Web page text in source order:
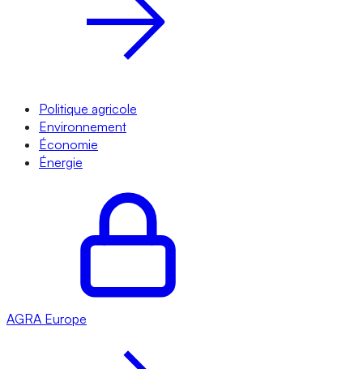
Politique agricole
Environnement
Économie
Énergie
AGRA Europe